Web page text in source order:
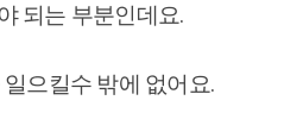
되는 부분인데요.
으킬수 밖에 없어요.